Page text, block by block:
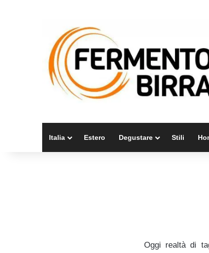
Italia Estero Degustare Stili
Oggi realtà di